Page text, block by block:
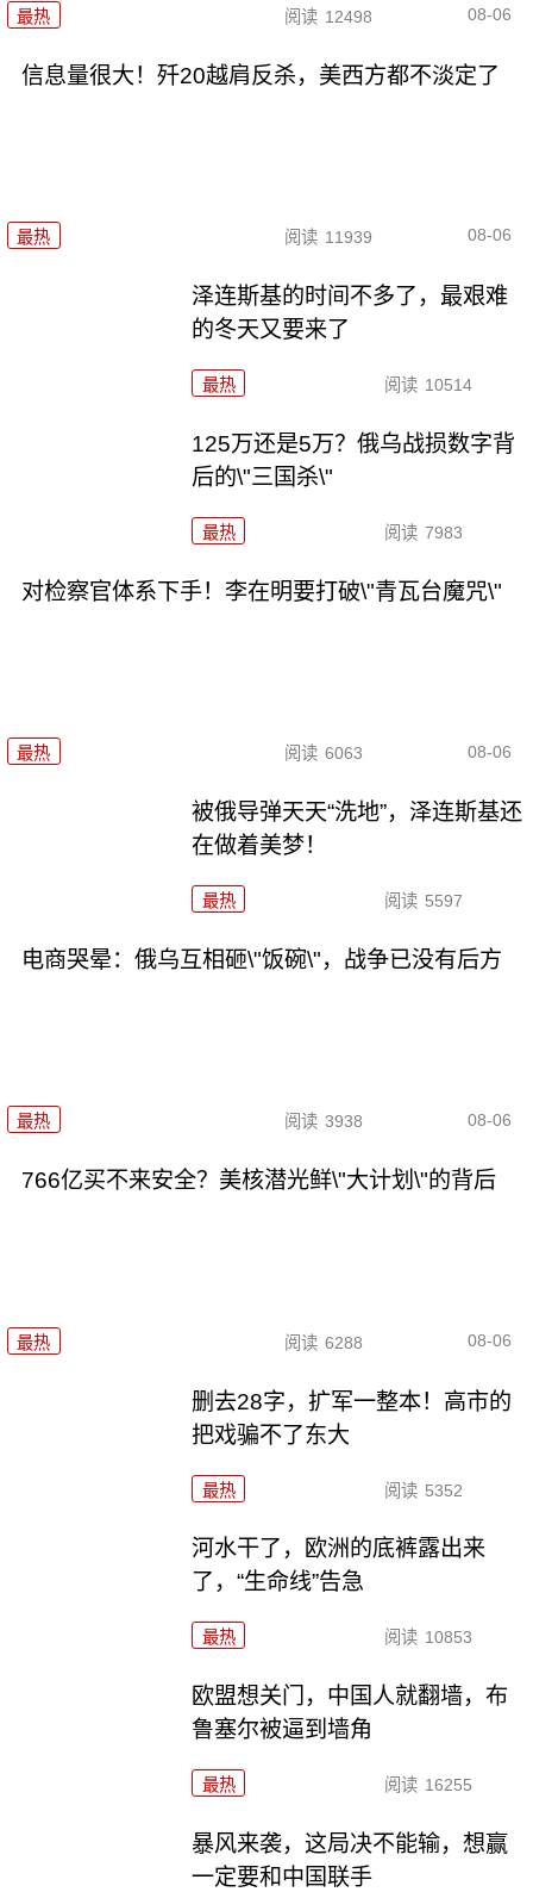
最热 阅读 12498 08-06
信息量很大！歼20越肩反杀，美西方都不淡定了
最热 阅读 11939 08-06
泽连斯基的时间不多了，最艰难
的冬天又要来了
最热 阅读 10514
125万还是5万？俄乌战损数字背
后的\"三国杀\"
最热 阅读 7983
对检察官体系下手！李在明要打破\"青瓦台魔咒\"
最热 阅读 6063 08-06
被俄导弹天天“洗地”，泽连斯基还
在做着美梦！
最热 阅读 5597
电商哭晕：俄乌互相砸\"饭碗\"，战争已没有后方
最热 阅读 3938 08-06
766亿买不来安全？美核潜光鲜\"大计划\"的背后
最热 阅读 6288 08-06
删去28字，扩军一整本！高市的
把戏骗不了东大
最热 阅读 5352
河水干了，欧洲的底裤露出来
了，“生命线”告急
最热 阅读 10853
欧盟想关门，中国人就翻墙，布
鲁塞尔被逼到墙角
最热 阅读 16255
暴风来袭，这局决不能输，想赢
一定要和中国联手